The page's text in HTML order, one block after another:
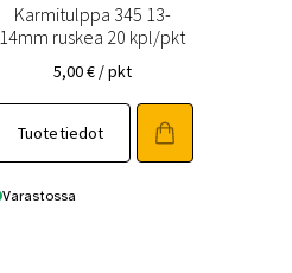
Karmitulppa 345 13-
14mm ruskea 20 kpl/pkt
5,00€ / pkt
Tuotetiedot
Varastossa